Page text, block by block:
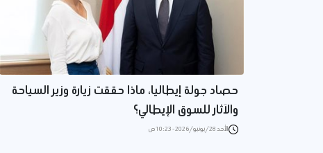
حصاد جولة إيطاليا، ماذا حققت زيارة وزير السياحة
والآثار للسوق الإيطالي؟
الأحد 28/يونيو/2026 - 10:23 ص